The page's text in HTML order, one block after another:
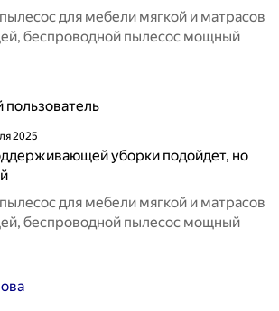
для мебели мягкой и матрасов
беспроводной пылесос мощный
2025
уборки подойдет, но
для мебели мягкой и матрасов
беспроводной пылесос мощный